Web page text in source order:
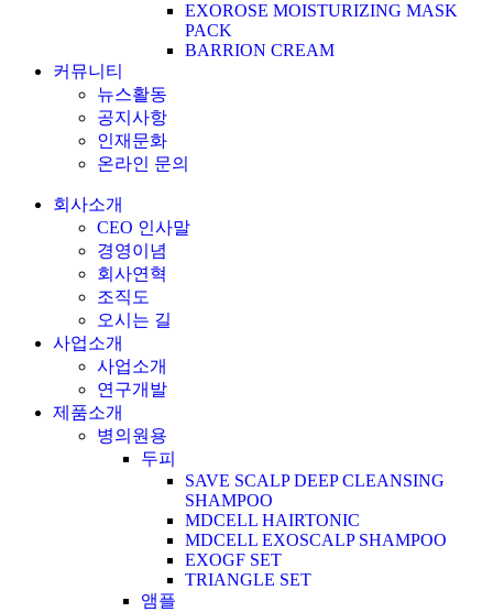
EXOROSE MOISTURIZING MASK
PACK
BARRION CREAM
커뮤니티
뉴스활동
공지사항
인재문화
온라인 문의
회사소개
CEO 인사말
경영이념
회사연혁
조직도
오시는 길
사업소개
사업소개
연구개발
제품소개
병의원용
두피
SAVE SCALP DEEP CLEANSING
SHAMPOO
MDCELL HAIRTONIC
MDCELL EXOSCALP SHAMPOO
EXOGF SET
TRIANGLE SET
앰플